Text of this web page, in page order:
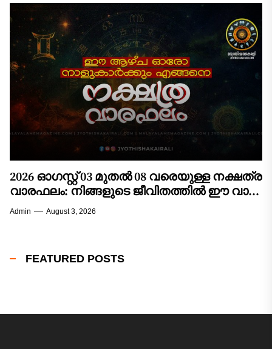
ആരാധിക്കേണ്ട ദേവീദേവന്മാർ, അനുയോജ്യമായ
സമയങ്ങൾ, ചെയ്യേണ്ട വഴിപാടുകൾ/പ്രതിവിധികൾ,
ശുഭശകുനങ്ങൾ എന്നിവ...
2026 ഓഗസ്റ്റ് 03 മുതൽ 08 വരെയുള്ള നക്ഷത്ര
വാരഫലം: നിങ്ങളുടെ ജീവിതത്തിൽ ഈ വാരം
വരുത്തുന്ന മാറ്റങ്ങൾ എന്തൊക്കെ?
Admin August 3, 2026
FEATURED POSTS